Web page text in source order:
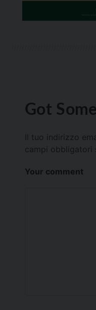
Got
Il tuo indirizzo
campi obbligatori
Your comment